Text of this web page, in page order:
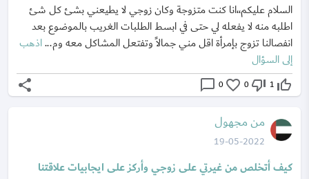
السلام عليكم،،انا كنت متزوجة وكان زوجي لا يطيعني بشئ كل شئ
اطلبه منه لا يفعله لي حتى في ابسط الطلبات الغريب بالموضوع بعد
انفصالنا تزوج بإمرأة اقل مني جمالاً وتفتعل المشاكل معه وم...اذهب
إلى السؤال
thumb_up_off_alt
1
thumb_down_off_alt
0
favorite_border
0
chat_bubble_outline
share
من مجهول
19-05-2022
كيف أتخلص من غيرتي على زوجي وأركز على ايجابيات علاقتنا